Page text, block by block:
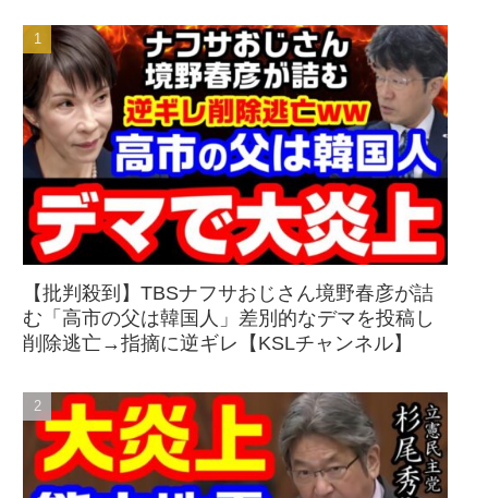
【批判殺到】TBSナフサおじさん境野春彦が詰
む「高市の父は韓国人」差別的なデマを投稿し
削除逃亡→指摘に逆ギレ【KSLチャンネル】